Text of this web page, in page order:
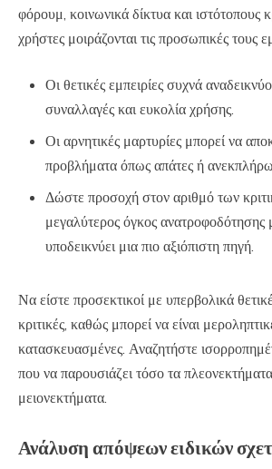
φόρουμ, κοινωνικά δίκτυα και ιστότοπους
χρήστες μοιράζονται τις προσωπικές τους
Οι θετικές εμπειρίες συχνά
συναλλαγές και ευκολία χρήσης.
Οι αρνητικές μαρτυρίες μπορεί να
προβλήματα όπως απάτες ή
Δώστε προσοχή στον αριθμό των
μεγαλύτερος όγκος ανατροφοδότησης
υποδεικνύει μια πιο αξιόπιστη πηγή.
Να είστε προσεκτικοί με υπερβολικά
κριτικές, καθώς μπορεί να είναι
κατασκευασμένες. Αναζητήστε
που να παρουσιάζει τόσο τα
μειονεκτήματα.
Ανάλυση απόψεων ειδικών